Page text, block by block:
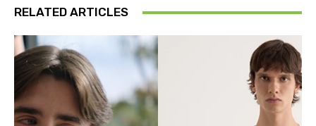
RELATED ARTICLES